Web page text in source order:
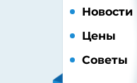
Новости
Цены
Советы